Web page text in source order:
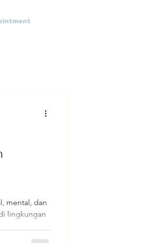
mental, dan
lingkungan